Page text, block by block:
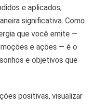
e aplicados,
significativa. Como
que você emite —
e ações — é o
e objetivos que
positivas, visualizar